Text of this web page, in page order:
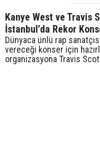
Kanye West ve Travis
İstanbul’da Rekor
Dünyaca ünlü rap
vereceği konser için
organizasyona Travis